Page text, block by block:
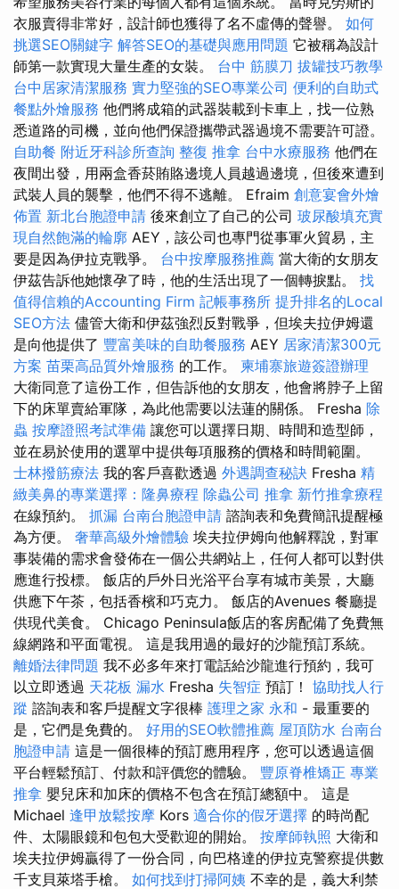
衣服賣得非常好，設計師也獲得了名不虛傳的聲譽。 如何
挑選SEO關鍵字 解答SEO的基礎與應用問題 它被稱為設計
師第一款實現大量生產的女裝。 台中 筋膜刀 拔罐技巧教學
台中居家清潔服務 實力堅強的SEO專業公司 便利的自助式
餐點外燴服務 他們將成箱的武器裝載到卡車上，找一位熟
悉道路的司機，並向他們保證攜帶武器過境不需要許可證。
自助餐 附近牙科診所查詢 整復 推拿 台中水療服務 他們在
夜間出發，用兩盒香菸賄賂邊境人員越過邊境，但後來遭到
武裝人員的襲擊，他們不得不逃離。 Efraim 創意宴會外燴
佈置 新北台胞證申請 後來創立了自己的公司 玻尿酸填充實
現自然飽滿的輪廓 AEY，該公司也專門從事軍火貿易，主
要是因為伊拉克戰爭。 台中按摩服務推薦 當大衛的女朋友
伊茲告訴他她懷孕了時，他的生活出現了一個轉捩點。 找
值得信賴的Accounting Firm 記帳事務所 提升排名的Local
SEO方法 儘管大衛和伊茲強烈反對戰爭，但埃夫拉伊姆還
是向他提供了 豐富美味的自助餐服務 AEY 居家清潔300元
方案 苗栗高品質外燴服務 的工作。 柬埔寨旅遊簽證辦理
大衛同意了這份工作，但告訴他的女朋友，他會將脖子上留
下的床單賣給軍隊，為此他需要以法蓮的關係。 Fresha 除
蟲 按摩證照考試準備 讓您可以選擇日期、時間和造型師，
並在易於使用的選單中提供每項服務的價格和時間範圍。
士林撥筋療法 我的客戶喜歡透過 外遇調查秘訣 Fresha 精
緻美鼻的專業選擇：隆鼻療程 除蟲公司 推拿 新竹推拿療程
在線預約。 抓漏 台南台胞證申請 諮詢表和免費簡訊提醒極
為方便。 奢華高級外燴體驗 埃夫拉伊姆向他解釋說，對軍
事裝備的需求會發佈在一個公共網站上，任何人都可以對供
應進行投標。 飯店的戶外日光浴平台享有城市美景，大廳
供應下午茶，包括香檳和巧克力。 飯店的Avenues 餐廳提
供現代美食。 Chicago Peninsula飯店的客房配備了免費無
線網路和平面電視。 這是我用過的最好的沙龍預訂系統。
離婚法律問題 我不必多年來打電話給沙龍進行預約，我可
以立即透過 天花板 漏水 Fresha 失智症 預訂！ 協助找人行
蹤 諮詢表和客戶提醒文字很棒 護理之家 永和 - 最重要的
是，它們是免費的。 好用的SEO軟體推薦 屋頂防水 台南台
胞證申請 這是一個很棒的預訂應用程序，您可以透過這個
平台輕鬆預訂、付款和評價您的體驗。 豐原脊椎矯正 專業
推拿 嬰兒床和加床的價格不包含在預訂總額中。 這是
Michael 逢甲放鬆按摩 Kors 適合你的假牙選擇 的時尚配
件、太陽眼鏡和包包大受歡迎的開始。 按摩師執照 大衛和
埃夫拉伊姆贏得了一份合同，向巴格達的伊拉克警察提供數
千支貝萊塔手槍。 如何找到打掃阿姨 不幸的是，義大利禁